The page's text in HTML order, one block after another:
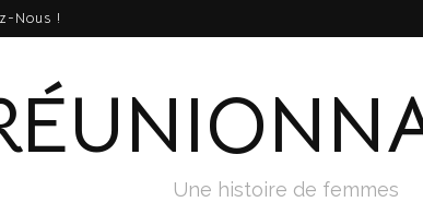
Nous !
Une histoire de femmes